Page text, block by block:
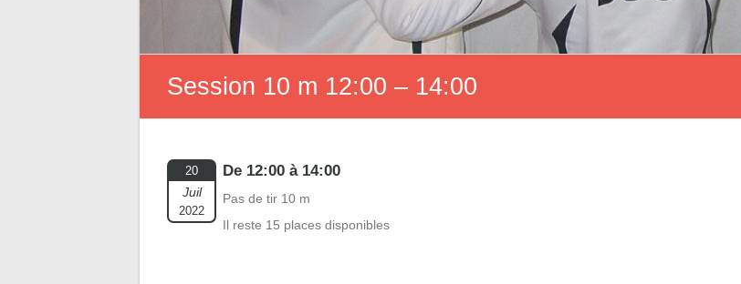
Session 10 m 12:00 – 14:00
20
Juil
2022
De 12:00 à 14:00
Pas de tir 10 m
Il reste 15 places disponibles